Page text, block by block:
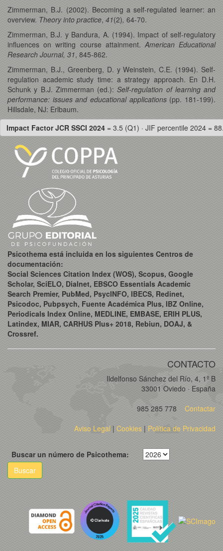
Zimmerman, B.J. (2002). Becoming a self-regulated learner: an
overview. Theory into practice, 41(2), 64-70.
Zimmerman, B.J. y Bandura, A. (1994). Impact of self-regulatory
influences on writing course attainment. American Educational
Research Journal, 31, 845-862.
Zimmerman, B.J., Greenberg, D. y Weinstein, C.E. (1994). Self-
regulation academic study time: a strategy approach. En D.H.
Schunk y B.J. Zimmerman (ed.):Self-regulation of learning and
performance: issues and educational applications(pp. 181-199).
Hillsdale, NJ: Erlbaum.
Impact Factor JCR SSCI 2024 = 3.5 (Q1) · JIF percentile 2024 =
Psicothema está incluida en los siguientes Centros de
documentación:
Social Sciences Citation Index (WOS), Scopus, Google
Scholar, SciELO, Dialnet, EBSCO Essentials Academic
Search Premier, PubMed, PsycINFO, IBECS, Redinet,
Psicodoc, Pubpsych, Fuente Académica Plus, IBZ Online,
Periodicals Index Online, MEDLINE, EMBASE, ERIH PLUS,
Latindex, MIAR, CARHUS Plus+ 2018, Rebiun, DOAJ, &
Crossref.
CONTACTO
Ildelfonso Sánchez del Río, 4, 1º B
33001 Oviedo · España
985 285 778
Contactar
Aviso Legal| Cookies | Política de Privacidad
Buscar un número de Psicothema:
Buscar